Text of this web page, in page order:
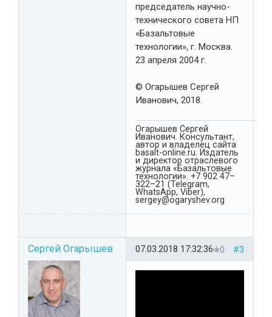
председатель научно-
технического совета НП
«Базальтовые
технологии», г. Москва.
23 апреля 2004 г.
© Огарышев Сергей
Иванович, 2018.
Огарышев Сергей
Иванович. Консультант,
автор и владелец сайта
basalt-online.ru. Издатель
и директор отраслевого
журнала «Базальтовые
технологии». +7 902 47–
322–21 (Telegram,
WhatsApp, Viber),
sergey@ogaryshev.org
Сергей Огарышев #3
0
07.03.2018 17:32:36